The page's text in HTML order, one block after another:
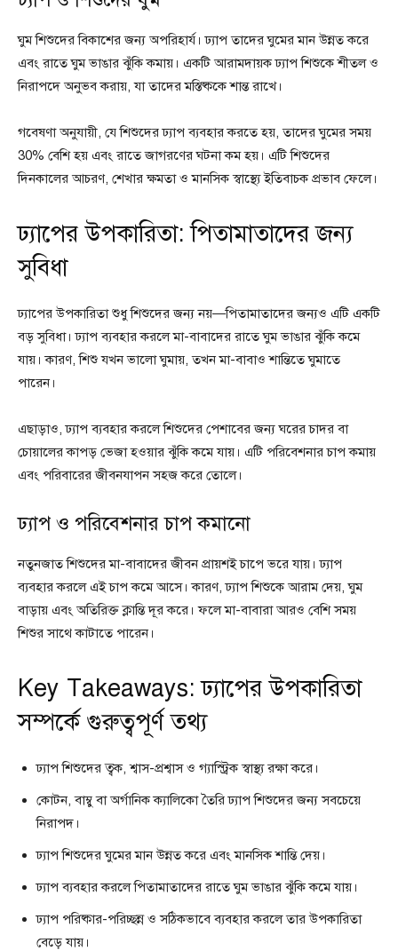
ঘুম শিশুদের বিকাশের জন্য অপরিহার্য। ঢ্যাপ তাদের ঘুমের মান উন্নত করে
এবং রাতে ঘুম ভাঙার ঝুঁকি কমায়। একটি আরামদায়ক ঢ্যাপ শিশুকে শীতল ও
নিরাপদে অনুভব করায়, যা তাদের মস্তিষ্ককে শান্ত রাখে।
গবেষণা অনুযায়ী, যে শিশুদের ঢ্যাপ ব্যবহার করতে হয়, তাদের ঘুমের সময়
30% বেশি হয় এবং রাতে জাগরণের ঘটনা কম হয়। এটি শিশুদের
দিনকালের আচরণ, শেখার ক্ষমতা ও মানসিক স্বাস্থ্যে ইতিবাচক প্রভাব ফেলে।
ঢ্যাপের উপকারিতা: পিতামাতাদের জন্য
সুবিধা
ঢ্যাপের উপকারিতা শুধু শিশুদের জন্য নয়—পিতামাতাদের জন্যও এটি একটি
বড় সুবিধা। ঢ্যাপ ব্যবহার করলে মা-বাবাদের রাতে ঘুম ভাঙার ঝুঁকি কমে
যায়। কারণ, শিশু যখন ভালো ঘুমায়, তখন মা-বাবাও শান্তিতে ঘুমাতে
পারেন।
এছাড়াও, ঢ্যাপ ব্যবহার করলে শিশুদের পেশাবের জন্য ঘরের চাদর বা
চোয়ালের কাপড় ভেজা হওয়ার ঝুঁকি কমে যায়। এটি পরিবেশনার চাপ কমায়
এবং পরিবারের জীবনযাপন সহজ করে তোলে।
ঢ্যাপ ও পরিবেশনার চাপ কমানো
নতুনজাত শিশুদের মা-বাবাদের জীবন প্রায়শই চাপে ভরে যায়। ঢ্যাপ
ব্যবহার করলে এই চাপ কমে আসে। কারণ, ঢ্যাপ শিশুকে আরাম দেয়, ঘুম
বাড়ায় এবং অতিরিক্ত ক্লান্তি দূর করে। ফলে মা-বাবারা আরও বেশি সময়
শিশুর সাথে কাটাতে পারেন।
Key Takeaways: ঢ্যাপের উপকারিতা
সম্পর্কে গুরুত্বপূর্ণ তথ্য
ঢ্যাপ শিশুদের ত্বক, শ্বাস-প্রশ্বাস ও গ্যাস্ট্রিক স্বাস্থ্য রক্ষা করে।
কোটন, বাম্বু বা অর্গানিক ক্যালিকো তৈরি ঢ্যাপ শিশুদের জন্য সবচেয়ে
নিরাপদ।
ঢ্যাপ শিশুদের ঘুমের মান উন্নত করে এবং মানসিক শান্তি দেয়।
ঢ্যাপ ব্যবহার করলে পিতামাতাদের রাতে ঘুম ভাঙার ঝুঁকি কমে যায়।
ঢ্যাপ পরিষ্কার-পরিচ্ছন্ন ও সঠিকভাবে ব্যবহার করলে তার উপকারিতা
বেড়ে যায়।